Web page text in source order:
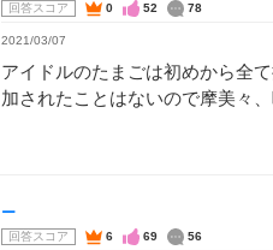
回答スコア 0 52 78
2021/03/07
アイドルのたまごは初めから全
加されたことはないので摩美々
ー
回答スコア 6 69 56